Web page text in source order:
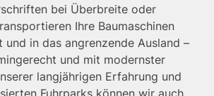
bei Überbreite oder
Ihre Baumaschinen
und in das angrenzende Ausland –
und mit modernster
langjährigen Erfahrung und
Fuhrparks können wir auch